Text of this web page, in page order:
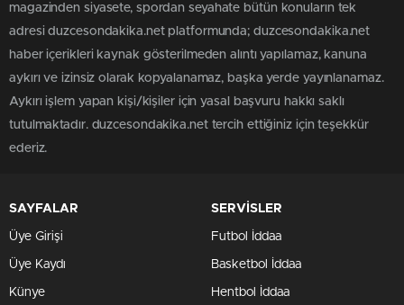
magazinden siyasete, spordan seyahate bütün konuların tek
adresi duzcesondakika.net platformunda; duzcesondakika.net
haber içerikleri kaynak gösterilmeden alıntı yapılamaz, kanuna
aykırı ve izinsiz olarak kopyalanamaz, başka yerde yayınlanamaz.
Aykırı işlem yapan kişi/kişiler için yasal başvuru hakkı saklı
tutulmaktadır. duzcesondakika.net tercih ettiğiniz için teşekkür
ederiz.
SAYFALAR
Üye Girişi
Üye Kaydı
Künye
SERVİSLER
Futbol İddaa
Basketbol İddaa
Hentbol İddaa